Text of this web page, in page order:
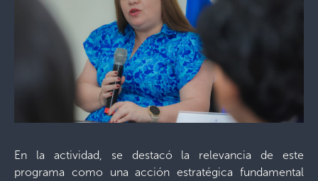
En la actividad, se destacó la relevancia de este
programa como una acción estratégica fundamental